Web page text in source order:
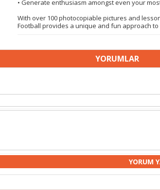
• Generate enthusiasm amongst even your
With over 100 photocopiable pictures and
Football provides a unique and fun approach to
YORUMLAR